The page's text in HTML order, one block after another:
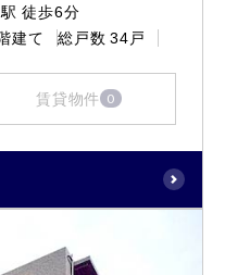
徒歩6分
建て 総戸数 34戸
賃貸物件 0